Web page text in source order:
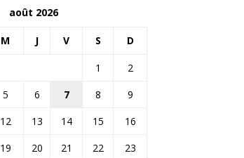
août 2026
M J V S D
1
2
5 6 7 8
9
12 13 14 15
16
19 20 21 22
23